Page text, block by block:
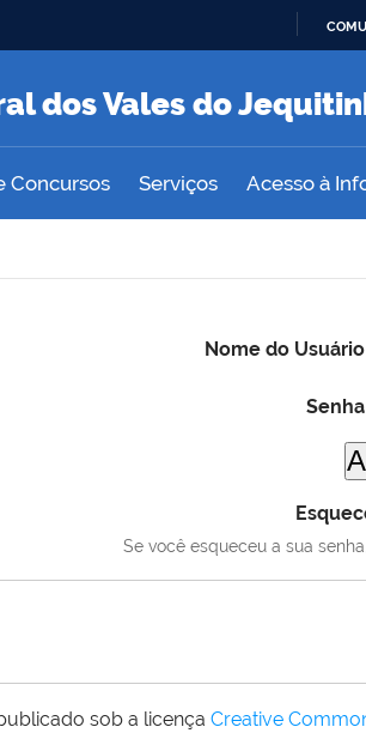
dos Vales do
Concursos Serviços Acesso à
Nome do Usuário
Senha
Se você esqueceu a sua senha,
sob a licença Creative